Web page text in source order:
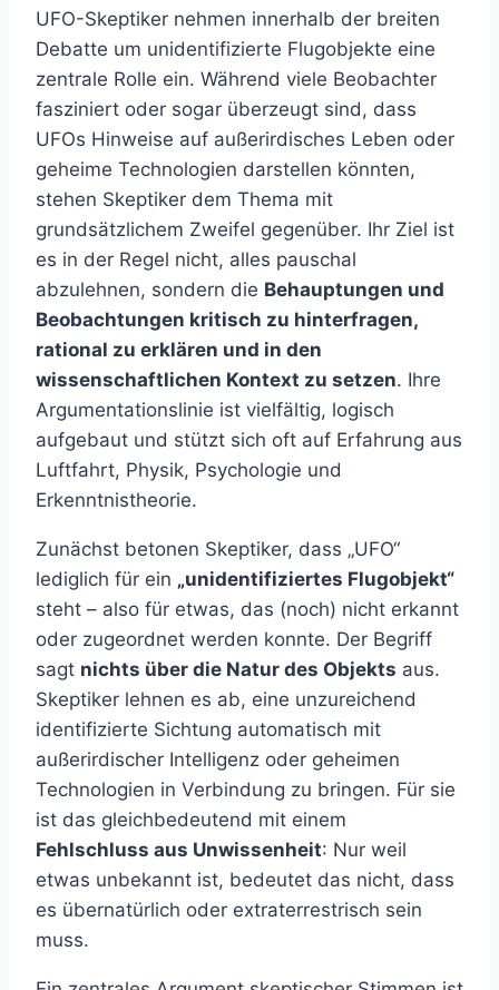
UFO-Skeptiker nehmen innerhalb der breiten
Debatte um unidentifizierte Flugobjekte eine
zentrale Rolle ein. Während viele Beobachter
fasziniert oder sogar überzeugt sind, dass
UFOs Hinweise auf außerirdisches Leben oder
geheime Technologien darstellen könnten,
stehen Skeptiker dem Thema mit
grundsätzlichem Zweifel gegenüber. Ihr Ziel ist
es in der Regel nicht, alles pauschal
abzulehnen, sondern die Behauptungen und
Beobachtungen kritisch zu hinterfragen,
rational zu erklären und in den
wissenschaftlichen Kontext zu setzen. Ihre
Argumentationslinie ist vielfältig, logisch
aufgebaut und stützt sich oft auf Erfahrung aus
Luftfahrt, Physik, Psychologie und
Erkenntnistheorie.
Zunächst betonen Skeptiker, dass „UFO“
lediglich für ein „unidentifiziertes Flugobjekt“
steht – also für etwas, das (noch) nicht erkannt
oder zugeordnet werden konnte. Der Begriff
sagt nichts über die Natur des Objekts aus.
Skeptiker lehnen es ab, eine unzureichend
identifizierte Sichtung automatisch mit
außerirdischer Intelligenz oder geheimen
Technologien in Verbindung zu bringen. Für sie
ist das gleichbedeutend mit einem
Fehlschluss aus Unwissenheit: Nur weil
etwas unbekannt ist, bedeutet das nicht, dass
es übernatürlich oder extraterrestrisch sein
muss.